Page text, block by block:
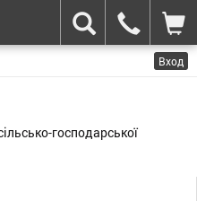
Вход
господарської